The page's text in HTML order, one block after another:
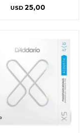
USD 25,00